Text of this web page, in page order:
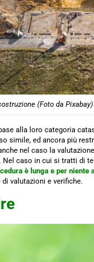
(Foto da
alla loro categoria
simile, ed ancora più
nel caso la
caso in cui si tratti di
è lunga e per niente
valutazioni e verifiche.